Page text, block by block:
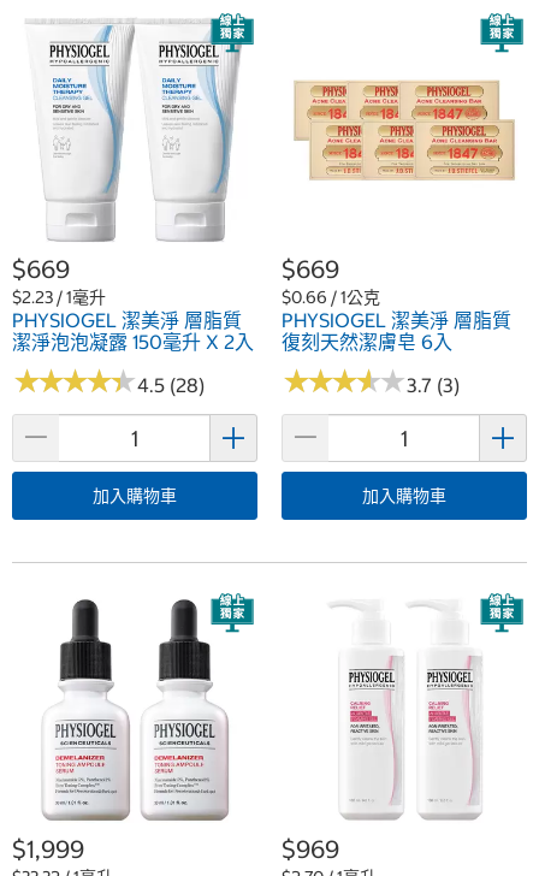
$669
$2.23 / 1毫升
PHYSIOGEL 潔美淨 層脂質
潔淨泡泡凝露 150毫升 X 2入
★★★★★
★★★★★4.5 (28)
加入購物車
$669
$0.66 / 1公克
PHYSIOGEL 潔美淨 層脂質
復刻天然潔膚皂 6入
★★★★★
★★★★★3.7 (3)
加入購物車
$1,999 $969